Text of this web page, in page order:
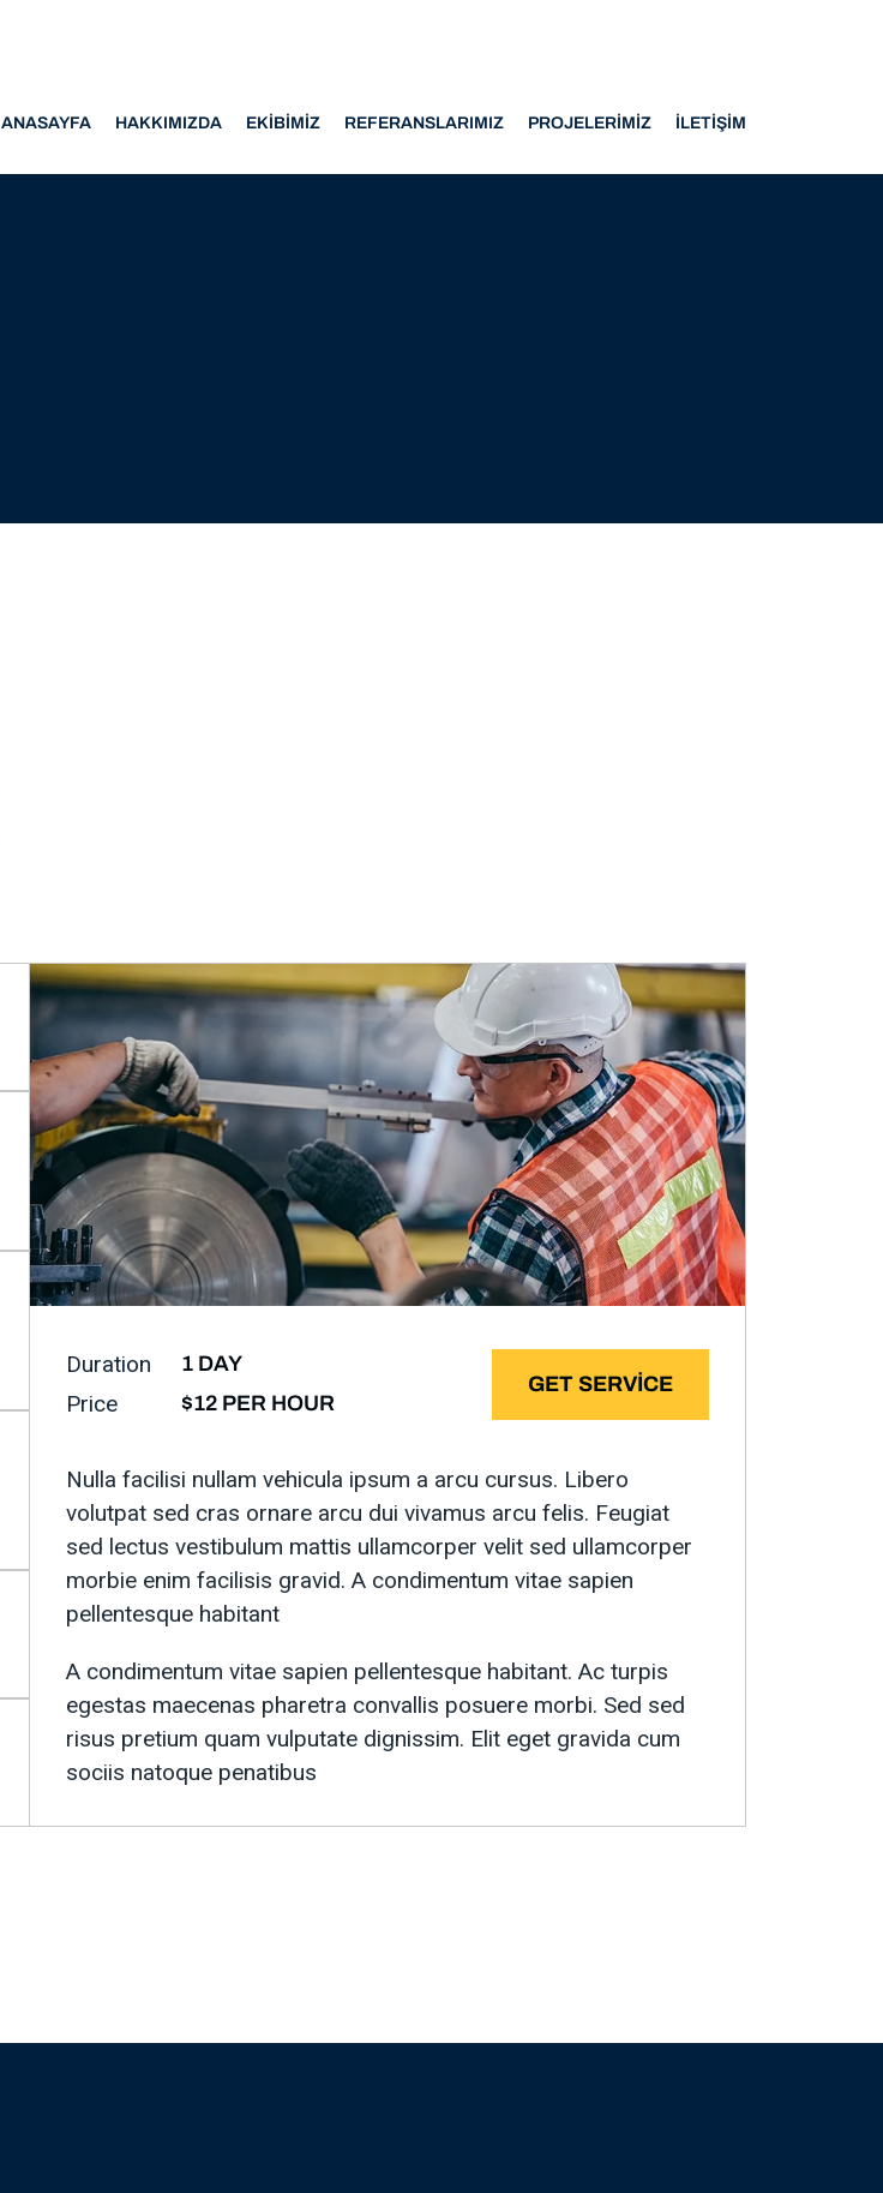
ANASAYFA HAKKIMIZDA EKIBIMIZ REFERANSLARIMIZ PROJELERIMIZ İLETIŞIM
Duration 1 DAY
Price $12 PER HOUR
GET SERVICE
Nulla facilisi nullam vehicula ipsum a arcu cursus. Libero
volutpat sed cras ornare arcu dui vivamus arcu felis. Feugiat
sed lectus vestibulum mattis ullamcorper velit sed ullamcorper
morbie enim facilisis gravid. A condimentum vitae sapien
pellentesque habitant
A condimentum vitae sapien pellentesque habitant. Ac turpis
egestas maecenas pharetra convallis posuere morbi. Sed sed
risus pretium quam vulputate dignissim. Elit eget gravida cum
sociis natoque penatibus